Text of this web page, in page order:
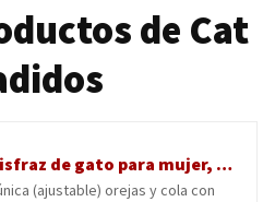
de Cat
Celanisai Disfraz de gato para mujer, lobo cosplay, cola de gato, orejas de gato, divertido, animales falsos, máscaras de piel, máscara Therian con guantes de cola, máscara para gatos, juego de
(ajustable) orejas y cola con